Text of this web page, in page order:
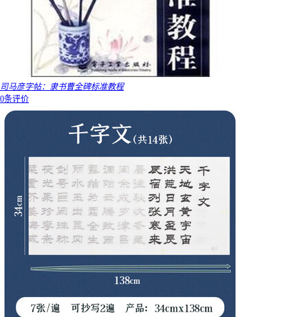
司马彦字帖：隶书曹全碑标准教程
0条评价